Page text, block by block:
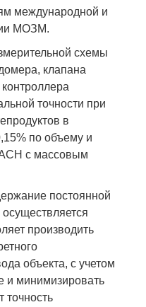
международной и
МОЗМ.
схемы
клапана
точности при
в
по объему и
АСН с массовым
постоянной
производить
объекта, с учетом
и минимизировать
точность